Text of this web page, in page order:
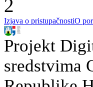
2
Izjava o pristupačnostiO
Projekt
sredstvima